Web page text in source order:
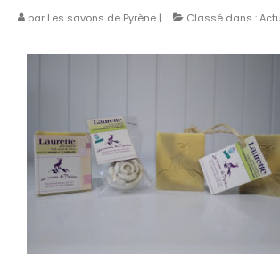
par Les savons de Pyrène | Classé dans :